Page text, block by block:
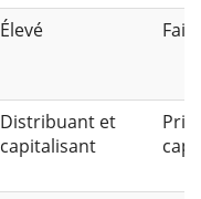
Élevé
Distribuant et
capitalisant